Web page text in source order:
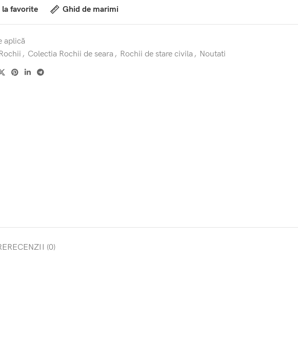
la favorite Ghid de marimi
aplică
, Colectia Rochii de seara , Rochii de stare civila , Noutati
RECENZII (0)